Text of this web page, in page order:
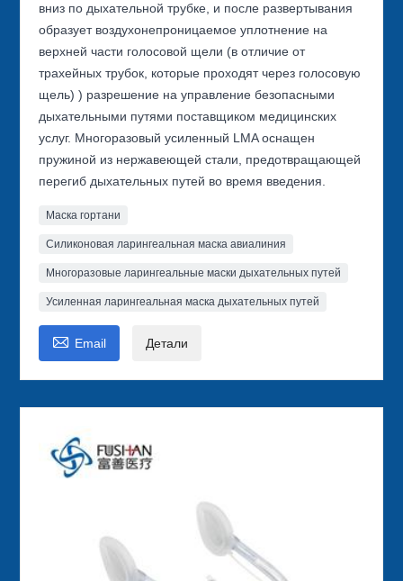
вниз по дыхательной трубке, и после развертывания
образует воздухонепроницаемое уплотнение на
верхней части голосовой щели (в отличие от
трахейных трубок, которые проходят через голосовую
щель) ) разрешение на управление безопасными
дыхательными путями поставщиком медицинских
услуг. Многоразовый усиленный LMA оснащен
пружиной из нержавеющей стали, предотвращающей
перегиб дыхательных путей во время введения.
Маска гортани
Силиконовая ларингеальная маска авиалиния
Многоразовые ларингеальные маски дыхательных путей
Усиленная ларингеальная маска дыхательных путей
 Email Детали